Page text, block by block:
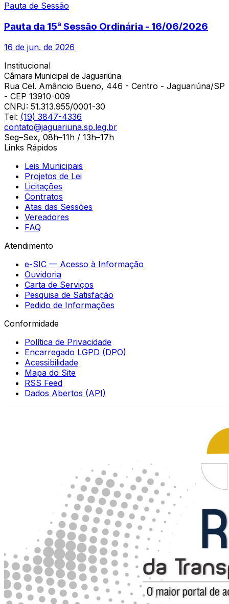
Pauta de Sessão
Pauta da 15ª Sessão Ordinária - 16/06/2026
16 de jun. de 2026
Institucional
Câmara Municipal de Jaguariúna
Rua Cel. Amâncio Bueno, 446 - Centro - Jaguariúna/SP
- CEP 13910-009
CNPJ: 51.313.955/0001-30
Tel: (19) 3847-4336
contato@jaguariuna.sp.leg.br
Seg–Sex, 08h–11h / 13h–17h
Links Rápidos
Leis Municipais
Projetos de Lei
Licitações
Contratos
Atas das Sessões
Vereadores
FAQ
Atendimento
e-SIC — Acesso à Informação
Ouvidoria
Carta de Serviços
Pesquisa de Satisfação
Pedido de Informações
Conformidade
Política de Privacidade
Encarregado LGPD (DPO)
Acessibilidade
Mapa do Site
RSS Feed
Dados Abertos (API)